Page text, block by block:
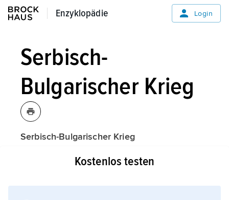
Enzyklopädie
Enzyklopädie Login
Serbisch-
Bulgarischer Krieg
Serbisch-Bulgarischer Krieg
Kostenlos testen